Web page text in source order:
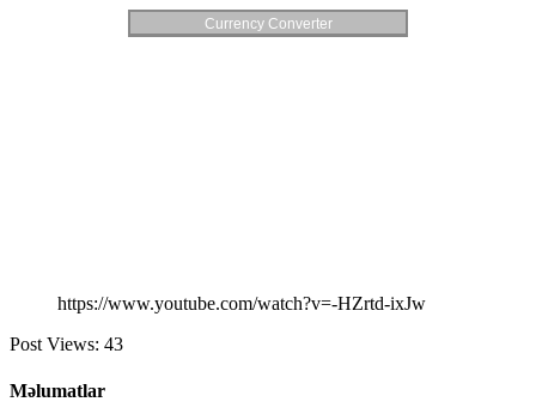
Currency Converter
https://www.youtube.com/watch?v=-HZrtd-ixJw
Post Views: 43
Məlumatlar